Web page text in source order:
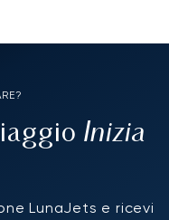
Inizia
LunaJets e ricevi